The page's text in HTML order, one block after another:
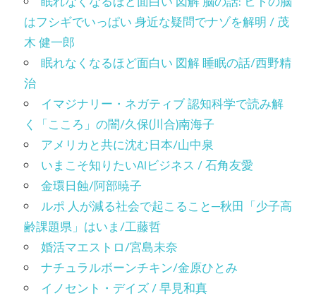
はフシギでいっぱい 身近な疑問でナゾを解明 / 茂
木 健一郎
眠れなくなるほど面白い 図解 睡眠の話/西野精
治
イマジナリー・ネガティブ 認知科学で読み解
く「こころ」の闇/久保(川合)南海子
アメリカと共に沈む日本/山中泉
いまこそ知りたいAIビジネス / 石角友愛
金環日蝕/阿部暁子
ルポ 人が減る社会で起こること─秋田「少子高
齢課題県」はいま/工藤哲
婚活マエストロ/宮島未奈
ナチュラルボーンチキン/金原ひとみ
イノセント・デイズ / 早見和真